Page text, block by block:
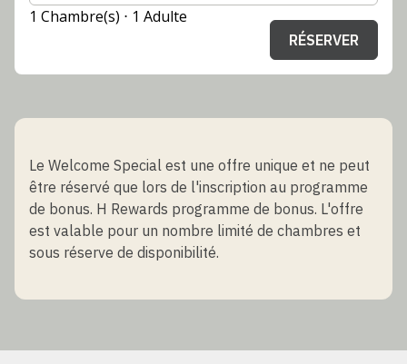
1 Chambre(s) ⋅ 1 Adulte
RÉSERVER
Le Welcome Special est une offre unique et ne peut
être réservé que lors de l'inscription au programme
de bonus. H Rewards programme de bonus. L'offre
est valable pour un nombre limité de chambres et
sous réserve de disponibilité.